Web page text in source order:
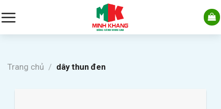
to
Trang chủ / dây thun đen